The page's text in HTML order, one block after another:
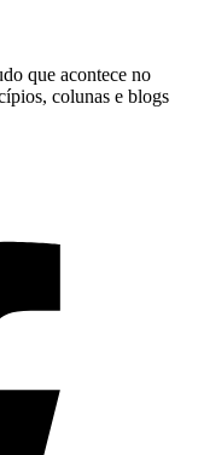
que acontece no
colunas e blogs